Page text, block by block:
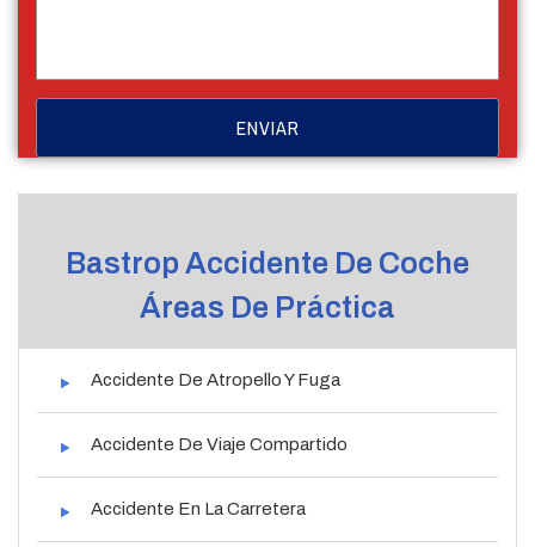
Bastrop Accidente De Coche
Áreas De Práctica
Accidente De Atropello Y Fuga
Accidente De Viaje Compartido
Accidente En La Carretera